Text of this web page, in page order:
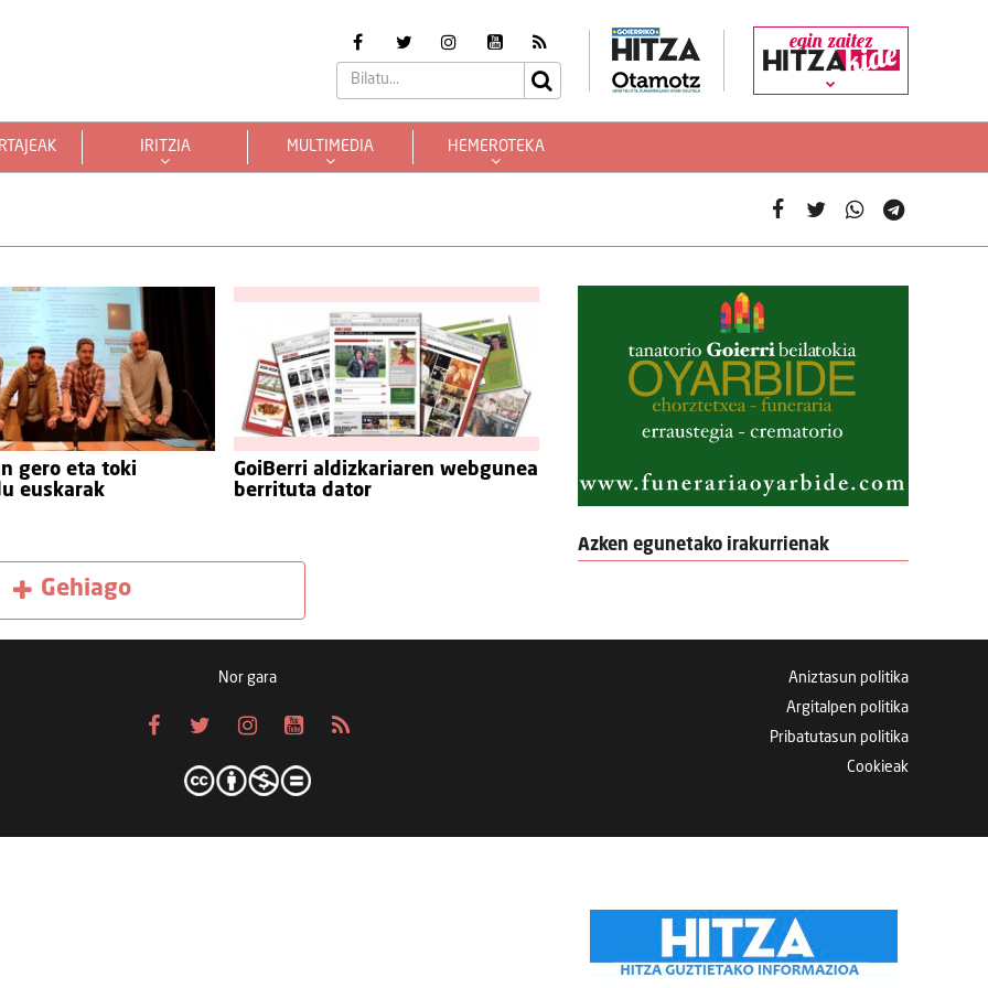
egin zaitez
IRITZIA MULTIMEDIA HEMEROTEKA
gero eta toki
euskarak
GoiBerri aldizkariaren webgunea
berrituta dator
Gehiago
Azken egunetako irakurrienak
Nor gara
Aniztasun politika
Argitalpen politika
Pribatutasun politika
Cookieak